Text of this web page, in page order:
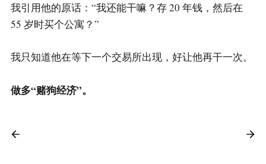
我引用他的原话：“我还能干嘛？存 20 年钱，然后在
55 岁时买个公寓？”
我只知道他在等下一个交易所出现，好让他再干一次。
做多“赌狗经济”。